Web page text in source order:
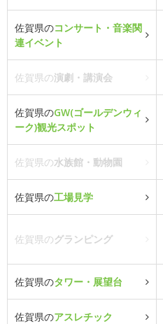
佐賀県のコンサート・音楽関
連イベント
佐賀県の演劇・講演会
佐賀県のGW(ゴールデンウィ
ーク)観光スポット
佐賀県の水族館・動物園
佐賀県の工場見学
佐賀県のグランピング
佐賀県のタワー・展望台
佐賀県のアスレチック